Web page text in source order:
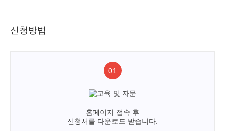
신청방법
01
홈페이지 접속 후
신청서를 다운로드 받습니다.